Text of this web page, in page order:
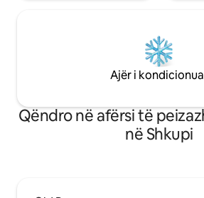
Ajër i
Qëndro në afërsi të
në Shkupi